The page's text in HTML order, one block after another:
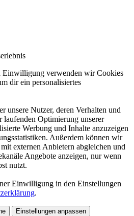
verwenden wir Cookies
dir ein personalisiertes
unsere Nutzer, deren Verhalten und
laufenden Optimierung unserer
Werbung und Inhalte anzuzeigen
Außerdem können wir
externen Anbietern abgleichen und
Angebote anzeigen, nur wenn
nutzt.
Einwilligung in den Einstellungen
.
Einstellungen anpassen